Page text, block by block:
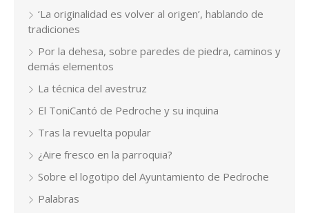
‘La originalidad es volver al origen’, hablando de
tradiciones
Por la dehesa, sobre paredes de piedra, caminos y
demás elementos
La técnica del avestruz
El ToniCantó de Pedroche y su inquina
Tras la revuelta popular
¿Aire fresco en la parroquia?
Sobre el logotipo del Ayuntamiento de Pedroche
Palabras